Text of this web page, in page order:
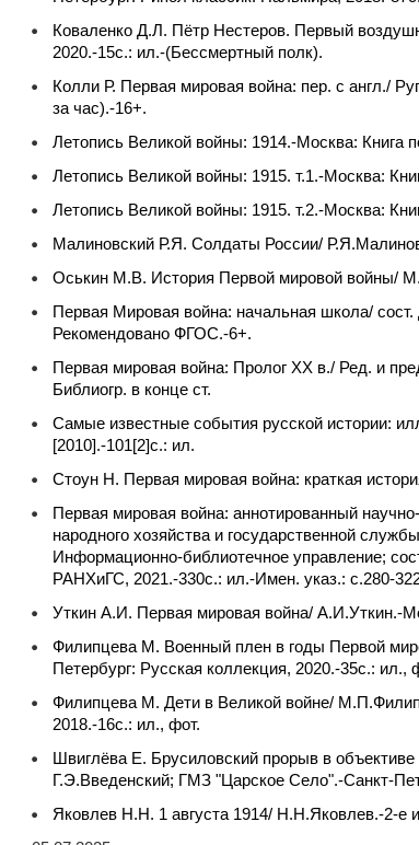
Коваленко Д.Л. Пётр Нестеров. Первый
2020.-15c.: ил.-(Бессмертный полк).
Колли Р. Первая мировая война: пер. с англ./
за час).-16+.
Летопись Великой войны: 1914.-Москва: Книга
Летопись Великой войны: 1915. т.1.-Москва:
Летопись Великой войны: 1915. т.2.-Москва:
Малиновский Р.Я. Солдаты России/
Оськин М.В. История Первой мировой войны/
Первая Мировая война: начальная школа/
Рекомендовано ФГОС.-6+.
Первая мировая война: Пролог XX в./ Ред. и
Библиогр. в конце ст.
Самые известные события русской истории:
[2010].-101[2]c.: ил.
Стоун Н. Первая мировая война: краткая
Первая мировая война: аннотированный
народного хозяйства и государственной
Информационно-библиотечное управление;
РАНХиГС, 2021.-330c.: ил.-Имен. указ.: с.280-
Уткин А.И. Первая мировая война/ А.И.Уткин.-
Филипцева М. Военный плен в годы Первой
Петербург: Русская коллекция, 2020.-35c.: ил.,
Филипцева М. Дети в Великой войне/
2018.-16c.: ил., фот.
Швиглёва Е. Брусиловский прорыв в
Г.Э.Введенский; ГМЗ "Царское Село".-Санкт-
Яковлев Н.Н. 1 августа 1914/ Н.Н.Яковлев.-2-е